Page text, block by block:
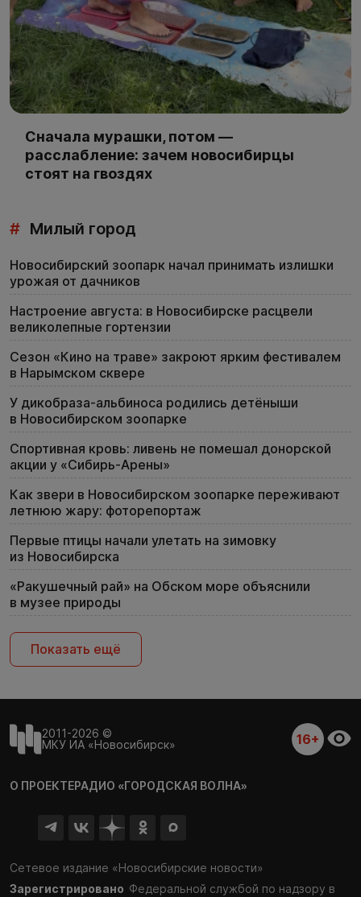
Сначала мурашки, потом —
расслабление: зачем новосибирцы
стоят на гвоздях
# Милый город
Новосибирский зоопарк начал принимать излишки
урожая от дачников
Настроение августа: в Новосибирске расцвели
великолепные гортензии
Сезон «Кино на траве» закроют ярким фестивалем
в Нарымском сквере
У дикобраза-альбиноса родились детёныши
в Новосибирском зоопарке
Спортивная кровь: ливень не помешал донорской
акции у «Сибирь-Арены»
Как звери в Новосибирском зоопарке переживают
летнюю жару: фоторепортаж
Первые птицы начали улетать на зимовку
из Новосибирска
«Ракушечный рай» на Обском море объяснили
в музее природы
Показать ещё
2011-2026 ©
МКУ ИА «Новосибирск»
16+
О ПРОЕКТЕРАДИО «ГОРОДСКАЯ ВОЛНА»
Сетевое издание «Новосибирские новости»
Зарегистрировано Федеральной службой по надзору в